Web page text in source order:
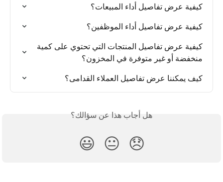
كيفية عرض تفاصيل أداء المبيعات؟
كيفية عرض تفاصيل أداء الموظفين؟
كيفية عرض تفاصيل المنتجات التي تحتوي على كمية
منخفضة أو غير متوفرة في المخزون؟
كيف يمكننا عرض تفاصيل العملاء القدامى؟
هل أجاب هذا عن سؤالك؟
😞
😐
😃